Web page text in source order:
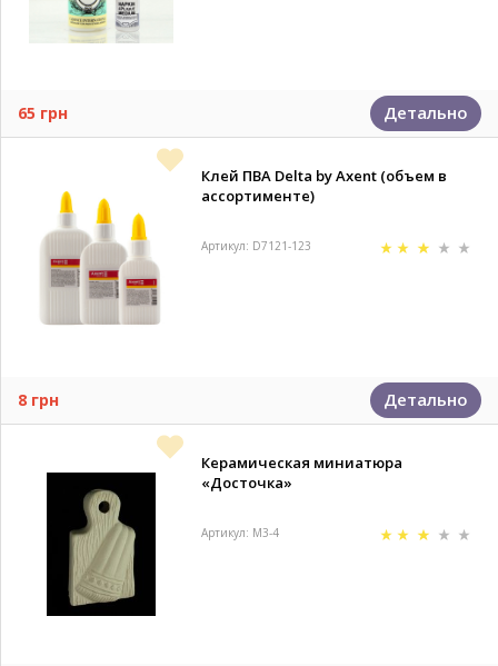
65 грн Детально
Клей ПВА Delta by Axent (объем в
ассортименте)
Артикул: D7121-123
8 грн Детально
Керамическая миниатюра
«Досточка»
Артикул: М3-4